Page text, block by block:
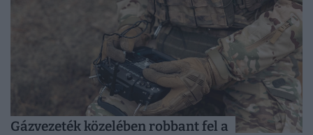
Gázvezeték közelében robbant fel a